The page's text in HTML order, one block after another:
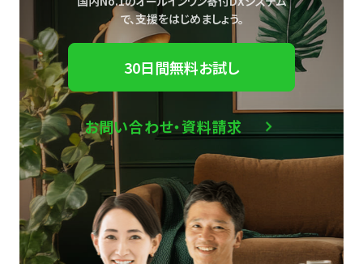
で、支援をはじめましょう。
30日間無料お試し
お問い合わせ・資料請求